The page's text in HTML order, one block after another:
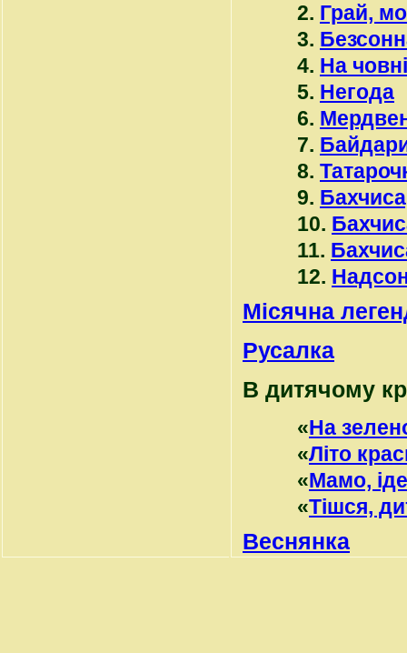
2. Грай,
3.
4. На човні
5. Негода
6.
7.
8.
9.
10.
11.
12.
Місячна
Русалка
В дитячому
«На
«Літо
«Мамо,
«Тішся,
Веснянка